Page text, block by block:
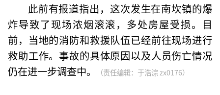
此前有报道指出，这次发生在南坎镇的爆
炸导致了现场浓烟滚滚，多处房屋受损。目
前，当地的消防和救援队伍已经前往现场进行
救助工作。事故的具体原因以及人员伤亡情况
仍在进一步调查中。
（责任编辑：于浩淙 zx0176）